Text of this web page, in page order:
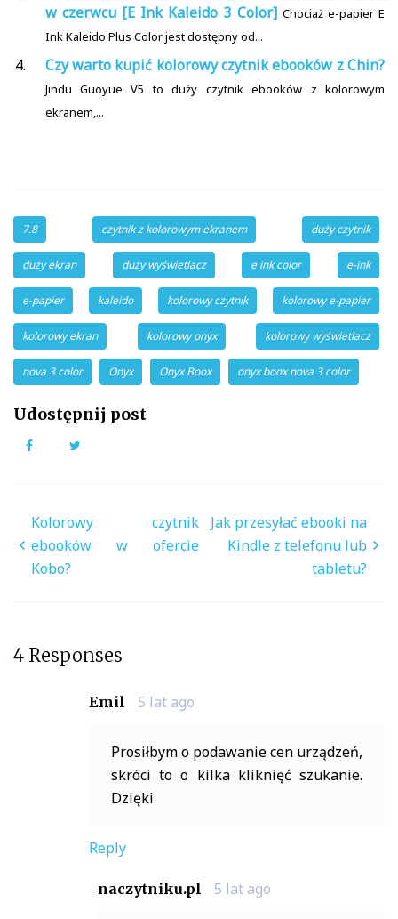
w czerwcu [E Ink Kaleido 3 Color] Chociaż e-papier E
Ink Kaleido Plus Color jest dostępny od...
Czy warto kupić kolorowy czytnik ebooków z Chin?
Jindu Guoyue V5 to duży czytnik ebooków z kolorowym
ekranem,...
7.8 czytnik z kolorowym ekranem duży czytnik
duży ekran duży wyświetlacz e ink color e-ink
e-papier kaleido kolorowy czytnik kolorowy e-papier
kolorowy ekran kolorowy onyx kolorowy wyświetlacz
nova 3 color Onyx Onyx Boox onyx boox nova 3 color
Udostępnij post
Facebook
Nawigacja
wpisu
Kolorowy czytnik
ebooków w ofercie
Kobo?
Jak przesyłać ebooki na
Kindle z telefonu lub
tabletu?
4 Responses
Emil 5 lat ago
Prosiłbym o podawanie cen urządzeń,
skróci to o kilka kliknięć szukanie.
Dzięki
Reply
naczytniku.pl 5 lat ago